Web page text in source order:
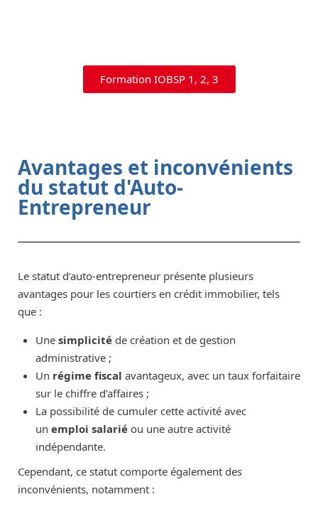
Formation IOBSP 1, 2, 3
Avantages et inconvénients
du statut d'Auto-
Entrepreneur
Le statut d’auto-entrepreneur présente plusieurs
avantages pour les courtiers en crédit immobilier, tels
que :
Une simplicité de création et de gestion
administrative ;
Un régime fiscal avantageux, avec un taux forfaitaire
sur le chiffre d’affaires ;
La possibilité de cumuler cette activité avec
un emploi salarié ou une autre activité
indépendante.
Cependant, ce statut comporte également des
inconvénients, notamment :